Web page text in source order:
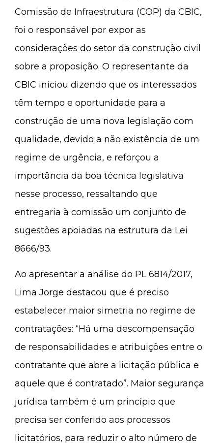
Comissão de Infraestrutura (COP) da CBIC,
foi o responsável por expor as
considerações do setor da construção civil
sobre a proposição. O representante da
CBIC iniciou dizendo que os interessados
têm tempo e oportunidade para a
construção de uma nova legislação com
qualidade, devido a não existência de um
regime de urgência, e reforçou a
importância da boa técnica legislativa
nesse processo, ressaltando que
entregaria à comissão um conjunto de
sugestões apoiadas na estrutura da Lei
8666/93.
Ao apresentar a análise do PL 6814/2017,
Lima Jorge destacou que é preciso
estabelecer maior simetria no regime de
contratações: “Há uma descompensação
de responsabilidades e atribuições entre o
contratante que abre a licitação pública e
aquele que é contratado”. Maior segurança
jurídica também é um princípio que
precisa ser conferido aos processos
licitatórios, para reduzir o alto número de